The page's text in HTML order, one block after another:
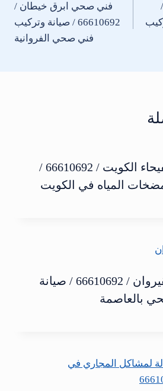
فني صحي ابرق خيطان /
66610692 / صيانة وتركيب
فني صحي الفروانية
ادوات صحية الفيحاء الكويت / 66610692 /
المياه في الكويت
سباك جمعية القيروان / 66610692 / صيانة
بالعاصمة